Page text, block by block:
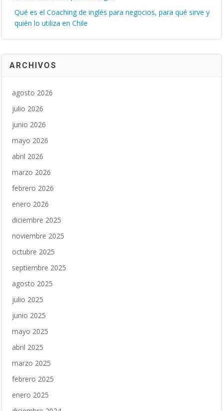
Qué es el Coaching de inglés para negocios, para qué sirve y
quién lo utiliza en Chile
ARCHIVOS
agosto 2026
julio 2026
junio 2026
mayo 2026
abril 2026
marzo 2026
febrero 2026
enero 2026
diciembre 2025
noviembre 2025
octubre 2025
septiembre 2025
agosto 2025
julio 2025
junio 2025
mayo 2025
abril 2025
marzo 2025
febrero 2025
enero 2025